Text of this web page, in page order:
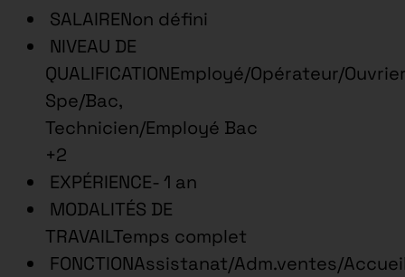
SALAIRENon défini
NIVEAU DE
QUALIFICATIONEmployé/Opérateur/
Spe/Bac,
Technicien/Employé Bac
+2
EXPÉRIENCE- 1 an
MODALITÉS DE
TRAVAILTemps complet
FONCTIONAssistanat/Adm.ventes/